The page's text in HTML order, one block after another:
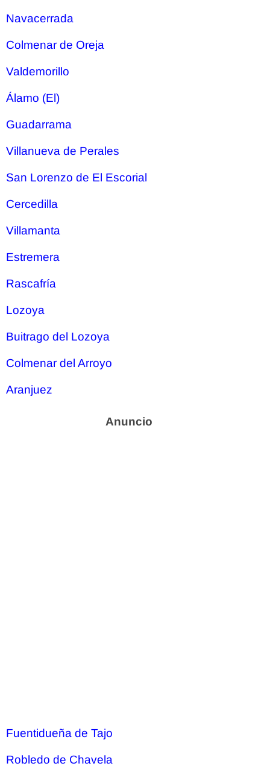
Navacerrada
Colmenar de Oreja
Valdemorillo
Álamo (El)
Guadarrama
Villanueva de Perales
San Lorenzo de El Escorial
Cercedilla
Villamanta
Estremera
Rascafría
Lozoya
Buitrago del Lozoya
Colmenar del Arroyo
Aranjuez
Fuentidueña de Tajo
Robledo de Chavela